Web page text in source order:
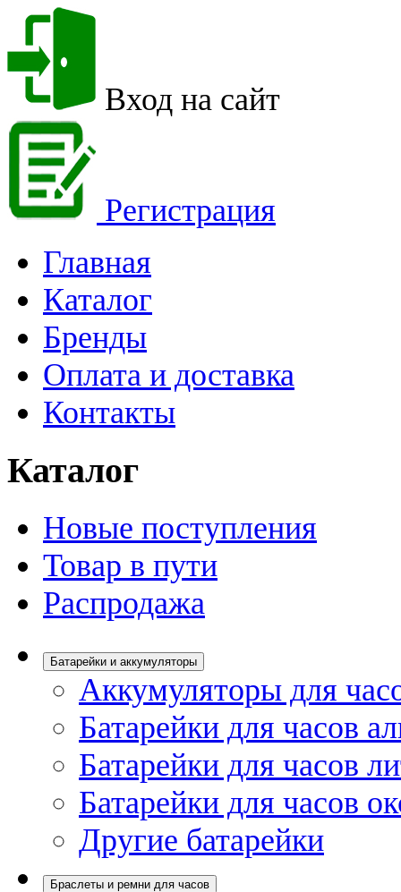
Вход на сайт
Регистрация
Главная
Каталог
Бренды
Оплата и доставка
Контакты
Каталог
Новые поступления
Товар в пути
Распродажа
Батарейки и аккумуляторы
Аккумуляторы для
Батарейки для часов
Батарейки для часов
Батарейки для часов
Другие батарейки
Браслеты и ремни для часов